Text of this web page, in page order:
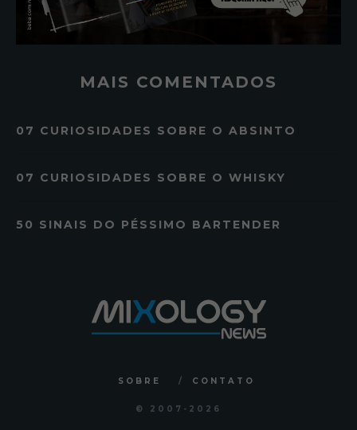
MAIS COMENTADOS
07 CURIOSIDADES SOBRE O ABSINTO
07 CURIOSIDADES SOBRE O WHISKY
50 SINAIS DO PÉSSIMO BARTENDER
SOBRE CONTATO
© 2007 -2026